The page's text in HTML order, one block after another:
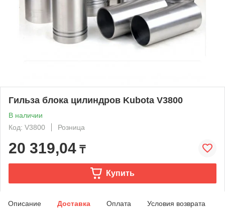
Гильза блока цилиндров Kubota V3800
В наличии
Код: V3800
Розница
20 319,04 ₸
Купить
Описание Доставка Оплата Условия возврата